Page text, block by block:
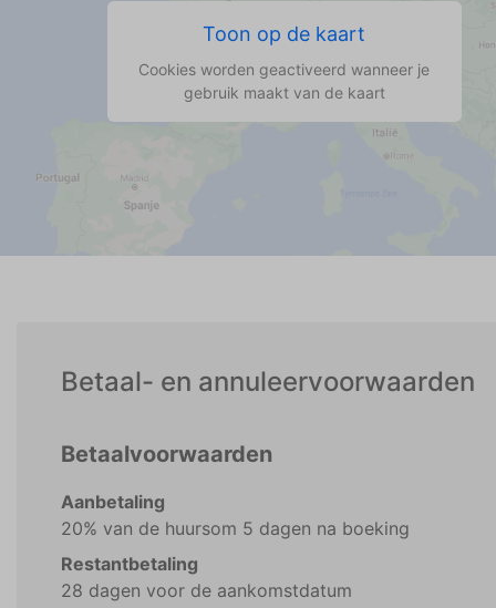
Toon op de kaart
Cookies worden geactiveerd wanneer je
gebruik maakt van de kaart
Betaal- en annuleervoorwaarden
Betaalvoorwaarden
Aanbetaling
20% van de huursom 5 dagen na boeking
Restantbetaling
28 dagen voor de aankomstdatum